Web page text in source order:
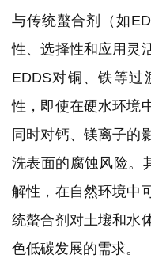
与传统螯合剂（如
性、选择性和应用灵
EDDS对铜、铁等过
性，即使在硬水环境
同时对钙、镁离子的
洗表面的腐蚀风险。
解性，在自然环境中
统螯合剂对土壤和水
色低碳发展的需求。